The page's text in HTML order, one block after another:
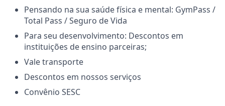
Pensando na sua saúde física e mental: GymPass /
Total Pass / Seguro de Vida
Para seu desenvolvimento: Descontos em
instituições de ensino parceiras;
Vale transporte
Descontos em nossos serviços
Convênio SESC